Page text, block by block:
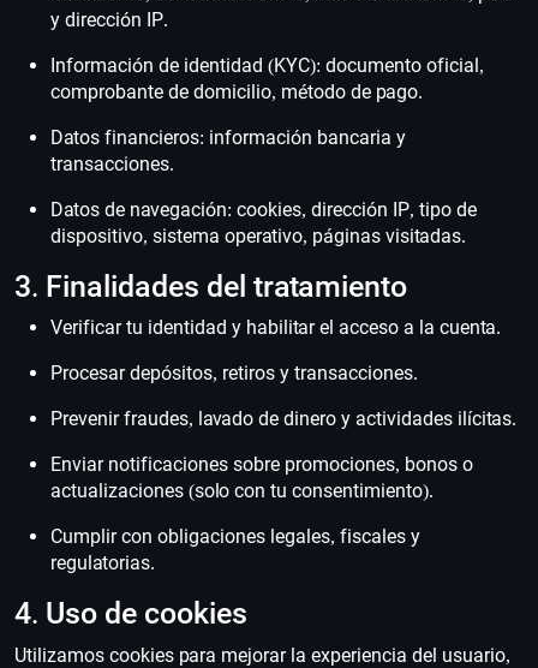
y dirección IP.
Información de identidad (KYC): documento oficial,
comprobante de domicilio, método de pago.
Datos financieros: información bancaria y
transacciones.
Datos de navegación: cookies, dirección IP, tipo de
dispositivo, sistema operativo, páginas visitadas.
3. Finalidades del tratamiento
Verificar tu identidad y habilitar el acceso a la cuenta.
Procesar depósitos, retiros y transacciones.
Prevenir fraudes, lavado de dinero y actividades ilícitas.
Enviar notificaciones sobre promociones, bonos o
actualizaciones (solo con tu consentimiento).
Cumplir con obligaciones legales, fiscales y
regulatorias.
4. Uso de cookies
Utilizamos cookies para mejorar la experiencia del usuario,